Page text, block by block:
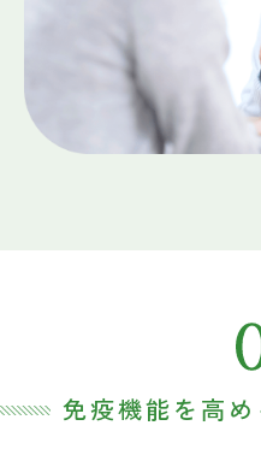
免疫機能を高